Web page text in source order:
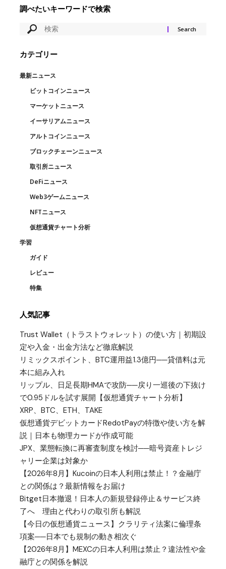
調べたいキーワードで検索
カテゴリー
最新ニュース
ビットコインニュース
マーケットニュース
イーサリアムニュース
アルトコインニュース
ブロックチェーンニュース
取引所ニュース
DeFiニュース
Web3ゲームニュース
NFTニュース
仮想通貨チャート分析
学習
ガイド
レビュー
特集
人気記事
Trust Wallet（トラストウォレット）の使い方｜初期設
定や入金・出金方法など徹底解説
リミックスポイント、BTC運用益1.3億円──貸借料は元
本に組み入れ
リップル、日足長期HMAで攻防──戻り一巡後の下抜け
で0.95ドルを試す展開【仮想通貨チャート分析】
XRP、BTC、ETH、TAKE
仮想通貨デビットカードRedotPayの特徴や使い方を解
説｜日本も物理カードが作成可能
JPX、業態転換に再審査制度を検討──暗号資産トレジ
ャリー企業は対象か
【2026年8月】Kucoinの日本人利用は禁止！？金融庁
との関係は？最新情報をお届け
Bitget日本撤退！日本人の新規登録停止＆サービス終
了へ 理由と代わりの取引所も解説
【今日の仮想通貨ニュース】クラリティ法案に倫理条
項案──日本でも規制の動き相次ぐ
【2026年8月】MEXCの日本人利用は禁止？違法性や金
融庁との関係を解説